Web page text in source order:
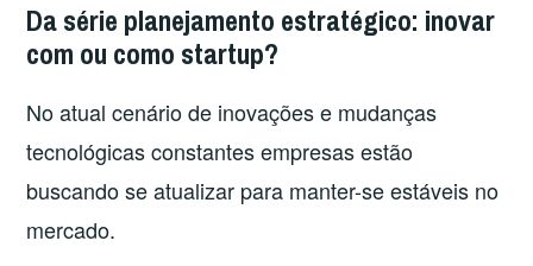
Da série planejamento estratégico: inovar
com ou como startup?
No atual cenário de inovações e mudanças
tecnológicas constantes empresas estão
buscando se atualizar para manter-se estáveis no
mercado.